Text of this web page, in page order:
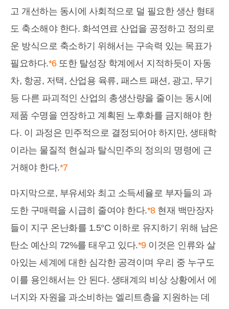
고 개선하는 동시에 사회적으로 덜 필요한 생산 형태
도 축소해야 한다. 화석연료 산업을 공정하고 정의로
운 방식으로 축소하기 위해서는 구속력 있는 목표가
필요하다.*6또한 탈성장 학계에서 지적하듯이 자동
차, 항공, 저택, 산업용 육류, 패스트 패션, 광고, 무기
등 다른 파괴적인 산업의 총생산량을 줄이는 동시에
제품 수명을 연장하고 계획된 노후화를 금지해야 한
다. 이 과정은 민주적으로 결정되어야 하지만, 생태학
이라는 물질적 현실과 탈식민주의 정의의 명령에 근
거해야 한다.*7
마지막으로, 부유세와 최고 소득세율로 부자들의 과
도한 구매력을 시급히 줄여야 한다.*8현재 백만장자
들이 지구 온난화를 1.5°C 이하로 유지하기 위해 남은
탄소 예산의 72%를 태우고 있다.*9이것은 인류와 살
아있는 세계에 대한 심각한 공격이며 우리 중 누구도
이를 용인해서는 안 된다. 생태계의 비상 상황에서 에
너지와 자원을 과소비하는 엘리트층을 지원하는 데